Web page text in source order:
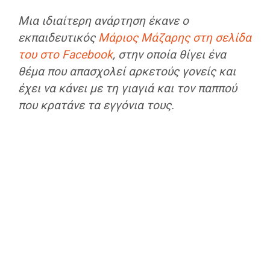
Μια ιδιαίτερη ανάρτηση έκανε ο
εκπαιδευτικός Μάριος Μάζαρης στη σελίδα
του στο Facebook, στην οποία θίγει ένα
θέμα που απασχολεί αρκετούς γονείς και
έχει να κάνει με τη γιαγιά και τον παππού
που κρατάνε τα εγγόνια τους.